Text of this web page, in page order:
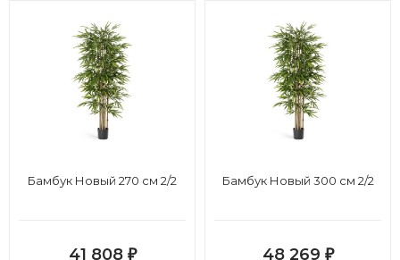
Бамбук Новый 270 см 2/2
41 808 ₽
Бамбук Новый 300 см 2/2
48 269 ₽